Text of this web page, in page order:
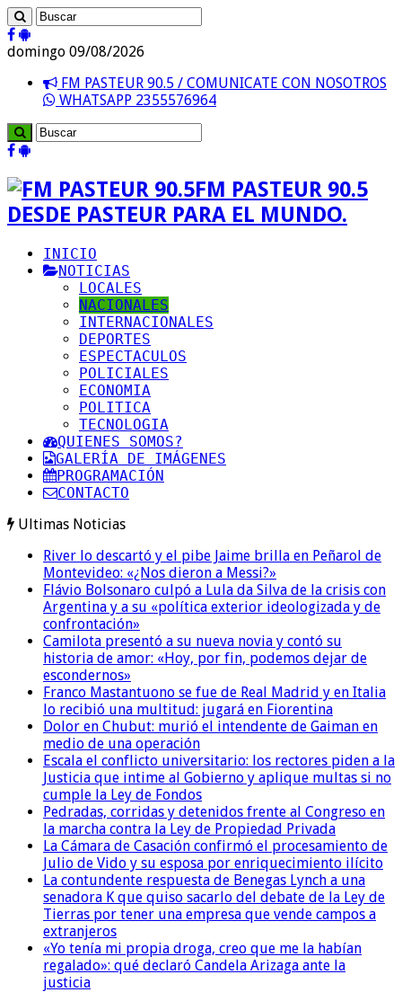
domingo 09/08/2026
FM PASTEUR 90.5 / COMUNICATE CON NOSOTROS
WHATSAPP 2355576964
FM PASTEUR 90.5
DESDE PASTEUR PARA EL MUNDO.
INICIO
NOTICIAS
LOCALES
NACIONALES
INTERNACIONALES
DEPORTES
ESPECTACULOS
POLICIALES
ECONOMIA
POLITICA
TECNOLOGIA
QUIENES SOMOS?
GALERÍA DE IMÁGENES
PROGRAMACIÓN
CONTACTO
Ultimas Noticias
River lo descartó y el pibe Jaime brilla en Peñarol de
Montevideo: «¿Nos dieron a Messi?»
Flávio Bolsonaro culpó a Lula da Silva de la crisis con
Argentina y a su «política exterior ideologizada y de
confrontación»
Camilota presentó a su nueva novia y contó su
historia de amor: «Hoy, por fin, podemos dejar de
escondernos»
Franco Mastantuono se fue de Real Madrid y en Italia
lo recibió una multitud: jugará en Fiorentina
Dolor en Chubut: murió el intendente de Gaiman en
medio de una operación
Escala el conflicto universitario: los rectores piden a la
Justicia que intime al Gobierno y aplique multas si no
cumple la Ley de Fondos
Pedradas, corridas y detenidos frente al Congreso en
la marcha contra la Ley de Propiedad Privada
La Cámara de Casación confirmó el procesamiento de
Julio de Vido y su esposa por enriquecimiento ilícito
La contundente respuesta de Benegas Lynch a una
senadora K que quiso sacarlo del debate de la Ley de
Tierras por tener una empresa que vende campos a
extranjeros
«Yo tenía mi propia droga, creo que me la habían
regalado»: qué declaró Candela Arizaga ante la
justicia